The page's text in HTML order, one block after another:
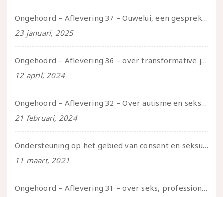
Ongehoord – Aflevering 37 – Ouwelui, een gesprek met non over seksualiteit, transitie en ageism
23 januari, 2025
Ongehoord – Aflevering 36 – over transformative justice – in gesprek met Ella en carson
12 april, 2024
Ongehoord – Aflevering 32 – Over autisme en seksualiteit – in gesprek met Roos Reijbroek
21 februari, 2024
Ondersteuning op het gebied van consent en seksualiteit
11 maart, 2021
Ongehoord – Aflevering 31 – over seks, professioneel en persoonlijk, een gesprek met Marije